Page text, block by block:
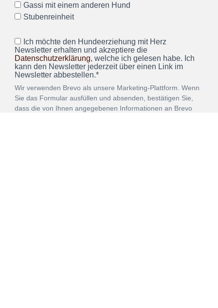
Gassi mit einem anderen Hund
Stubenreinheit
Ich möchte den Hundeerziehung mit Herz
Newsletter erhalten und akzeptiere die
Datenschutzerklärung, welche ich gelesen habe. Ich
kann den Newsletter jederzeit über einen Link im
Newsletter abbestellen.*
Wir verwenden Brevo als unsere Marketing-Plattform. Wenn
Sie das Formular ausfüllen und absenden, bestätigen Sie,
dass die von Ihnen angegebenen Informationen an Brevo